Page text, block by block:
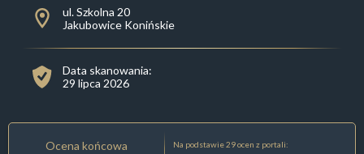
ul. Szkolna 20
Jakubowice Konińskie
Data skanowania:
29 lipca 2026
Ocena końcowa Na podstawie 29 ocen z portali: